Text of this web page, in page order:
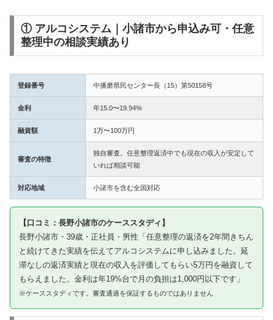
① アルコシステム｜小諸市から申込み可・任意
整理中の相談実績あり
登録番号 中播磨県民センター長（15）第50158号
金利 年15.0〜19.94%
融資額 1万〜100万円
審査の特徴
独自審査。任意整理返済中でも現在の収入が安定して
いれば相談可能
対応地域 小諸市を含む全国対応
【口コミ：長野小諸市のケーススタディ】
長野小諸市・39歳・正社員・男性「任意整理の返済を2年間きちん
と続けてきた実績を伝えてアルコシステムに申し込みました。延
滞なしの返済実績と現在の収入を評価してもらい5万円を融資して
もらえました。金利は年19%台で月の負担は1,000円以下です」
※ケーススタディです。審査通過を保証するものではありません